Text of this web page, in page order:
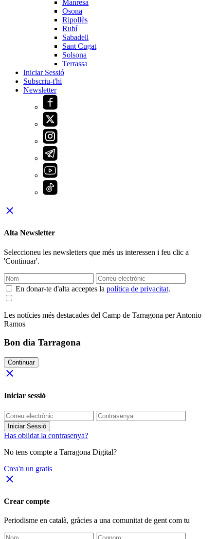
Manresa
Osona
Ripollès
Rubí
Sabadell
Sant Cugat
Solsona
Terrassa
Iniciar Sessió
Subscriu-t'hi
Newsletter
close
Alta Newsletter
Seleccioneu les newsletters que més us interessen i feu clic a
'Continuar'.
En donar-te d'alta acceptes la política de privacitat.
Les notícies més destacades del Camp de Tarragona per Antonio
Ramos
Bon dia Tarragona
Continuar
close
Iniciar sessió
Iniciar Sessió
Has oblidat la contrasenya?
No tens compte a Tarragona Digital?
Crea'n un gratis
close
Crear compte
Periodisme en català, gràcies a una comunitat de gent com tu